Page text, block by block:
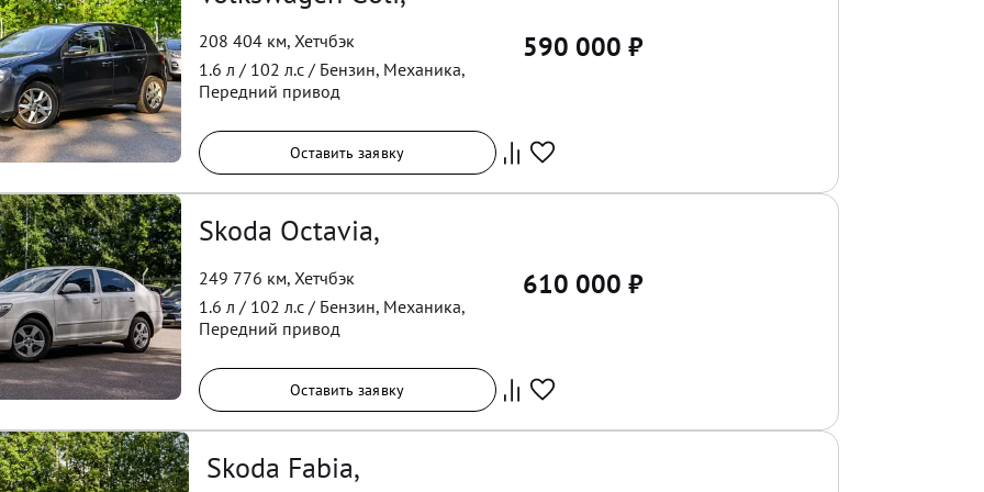
208 404 км, Хетчбэк
1.6 л / 102 л.с / Бензин, Механика,
Передний привод
590 000 ₽
Оставить заявку
Skoda Octavia,
249 776 км, Хетчбэк
1.6 л / 102 л.с / Бензин, Механика,
Передний привод
610 000 ₽
Оставить заявку
Skoda Fabia,